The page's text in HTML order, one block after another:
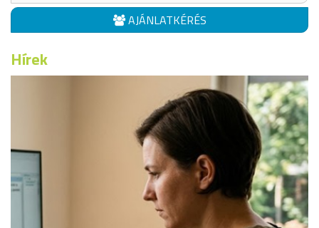
AJÁNLATKÉRÉS
Hírek